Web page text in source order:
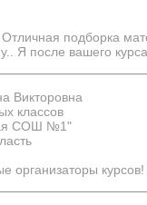
подборка
Я после вашего
Викторовна
классов
СОШ №1"
организаторы